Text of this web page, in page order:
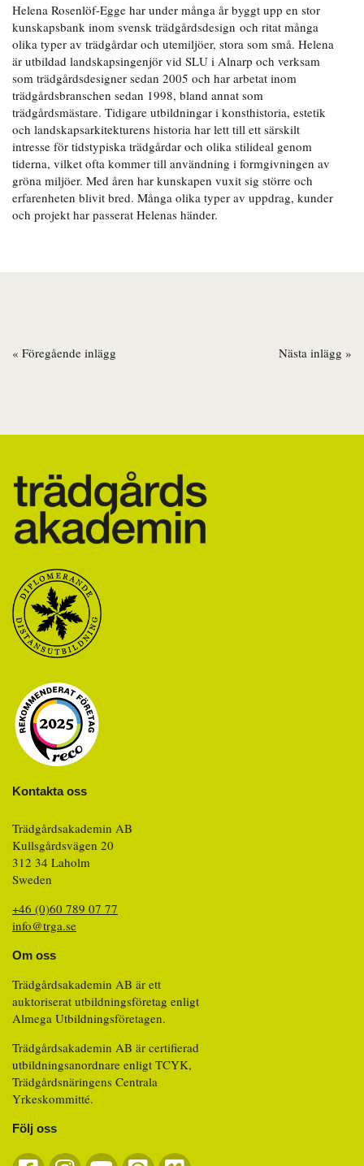
Helena Rosenlöf-Egge har under många år byggt upp en stor
kunskapsbank inom svensk trädgårdsdesign och ritat många
olika typer av trädgårdar och utemiljöer, stora som små. Helena
är utbildad landskapsingenjör vid SLU i Alnarp och verksam
som trädgårdsdesigner sedan 2005 och har arbetat inom
trädgårdsbranschen sedan 1998, bland annat som
trädgårdsmästare. Tidigare utbildningar i konsthistoria, estetik
och landskapsarkitekturens historia har lett till ett särskilt
intresse för tidstypiska trädgårdar och olika stilideal genom
tiderna, vilket ofta kommer till användning i formgivningen av
gröna miljöer. Med åren har kunskapen vuxit sig större och
erfarenheten blivit bred. Många olika typer av uppdrag, kunder
och projekt har passerat Helenas händer.
« Föregående inlägg Nästa inlägg »
Om oss
Trädgårdsakademin AB är ett
auktoriserat utbildningsföretag enligt
Almega Utbildningsföretagen.
Trädgårdsakademin AB är certifierad
utbildningsanordnare enligt TCYK,
Trädgårdsnäringens Centrala
Yrkeskommitté.
Kontakta oss
Trädgårdsakademin AB
Kullsgårdsvägen 20
312 34 Laholm
Sweden
+46 (0)60 789 07 77
info@trga.se
Följ oss